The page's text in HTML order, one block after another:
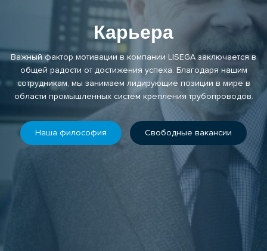
Карьера
Важный фактор мотивации в компании LISEGA заключается в
общей радости от достижения успеха. Благодаря нашим
сотрудникам, мы занимаем лидирующие позиции в мире в
области промышленных систем крепления трубопроводов.
Наша философия Свободные вакансии